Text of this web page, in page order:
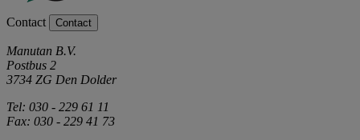
Contact Contact
Manutan B.V.
Postbus 2
3734 ZG Den Dolder
Tel: 030 - 229 61 11
Fax: 030 - 229 41 73